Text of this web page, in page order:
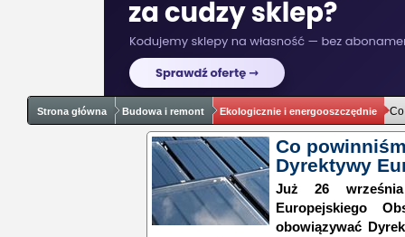
Strona główna Budowa i remont Ekologicznie i energooszczędnie
Co
Dyrektywy
Już 26
Europejskiego
obowiązywać